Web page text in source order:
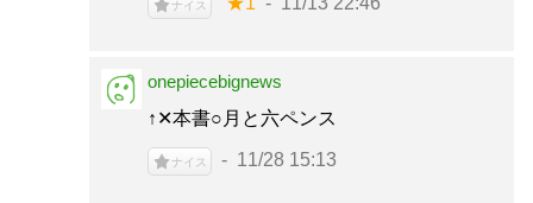
ナイス
onepiecebignews
↑✕本書○月と六ペンス
ナイス 11/28 15:13